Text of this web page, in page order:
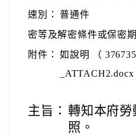
速別： 普通件
密等及解密條件或保密期
附件： 如說明 （
_ATTACH2.docx
主旨： 轉知本府
照。